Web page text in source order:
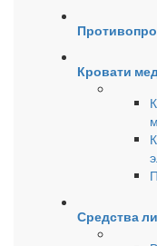
Кровати
Средства